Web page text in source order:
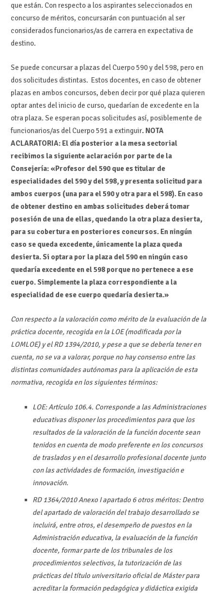
que están. Con respecto a los aspirantes seleccionados en
concurso de méritos, concursarán con puntuación al ser
considerados funcionarios/as de carrera en expectativa de
destino.
Se puede concursar a plazas del Cuerpo 590 y del 598, pero en
dos solicitudes distintas. Estos docentes, en caso de obtener
plazas en ambos concursos, deben decir por qué plaza quieren
optar antes del inicio de curso, quedarían de excedente en la
otra plaza. Se esperan pocas solicitudes así, posiblemente de
funcionarios/as del Cuerpo 591 a extinguir. NOTA
ACLARATORIA: El día posterior a la mesa sectorial
recibimos la siguiente aclaración por parte de la
Consejería: «Profesor del 590 que es titular de
especialidades del 590 y del 598, y presenta solicitud para
ambos cuerpos (una para el 590 y otra para el 598). En caso
de obtener destino en ambas solicitudes deberá tomar
posesión de una de ellas, quedando la otra plaza desierta,
para su cobertura en posteriores concursos. En ningún
caso se queda excedente, únicamente la plaza queda
desierta. Si optara por la plaza del 590 en ningún caso
quedaría excedente en el 598 porque no pertenece a ese
cuerpo. Simplemente la plaza correspondiente a la
especialidad de ese cuerpo quedaría desierta.»
Con respecto a la valoración como mérito de la evaluación de la
práctica docente, recogida en la LOE (modificada por la
LOMLOE) y el RD 1394/2010, y pese a que se debería tener en
cuenta, no se va a valorar, porque no hay consenso entre las
distintas comunidades autónomas para la aplicación de esta
normativa, recogida en los siguientes términos:
LOE: Artículo 106.4. Corresponde a las Administraciones
educativas disponer los procedimientos para que los
resultados de la valoración de la función docente sean
tenidos en cuenta de modo preferente en los concursos
de traslados y en el desarrollo profesional docente junto
con las actividades de formación, investigación e
innovación.
RD 1364/2010 Anexo I apartado 6 otros méritos: Dentro
del apartado de valoración del trabajo desarrollado se
incluirá, entre otros, el desempeño de puestos en la
Administración educativa, la evaluación de la función
docente, formar parte de los tribunales de los
procedimientos selectivos, la tutorización de las
prácticas del título universitario oficial de Máster para
acreditar la formación pedagógica y didáctica exigida